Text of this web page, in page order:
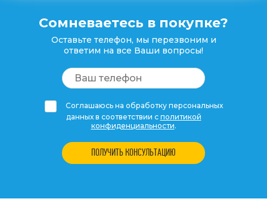
Сомневаетесь в покупке?
Оставьте телефон, мы перезвоним и
ответим на все Ваши вопросы!
Соглашаюсь на обработку персональных
данных в соответствии с политикой
конфиденциальности.
ПОЛУЧИТЬ КОНСУЛЬТАЦИЮ